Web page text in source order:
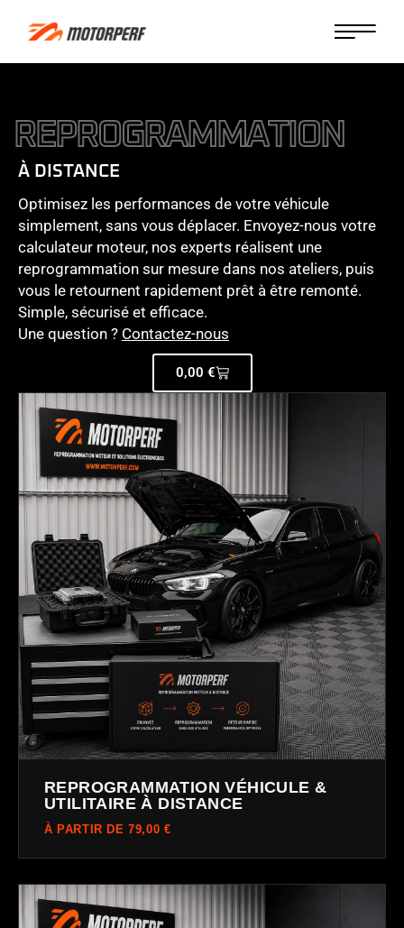
REPROGRAMMATION
À DISTANCE
Optimisez les performances de votre véhicule
simplement, sans vous déplacer. Envoyez-nous votre
calculateur moteur, nos experts réalisent une
reprogrammation sur mesure dans nos ateliers, puis
vous le retournent rapidement prêt à être remonté.
Simple, sécurisé et efficace.
Une question ? Contactez-nous
0,00 €
REPROGRAMMATION VÉHICULE &
UTILITAIRE À DISTANCE
À PARTIR DE 79,00 €